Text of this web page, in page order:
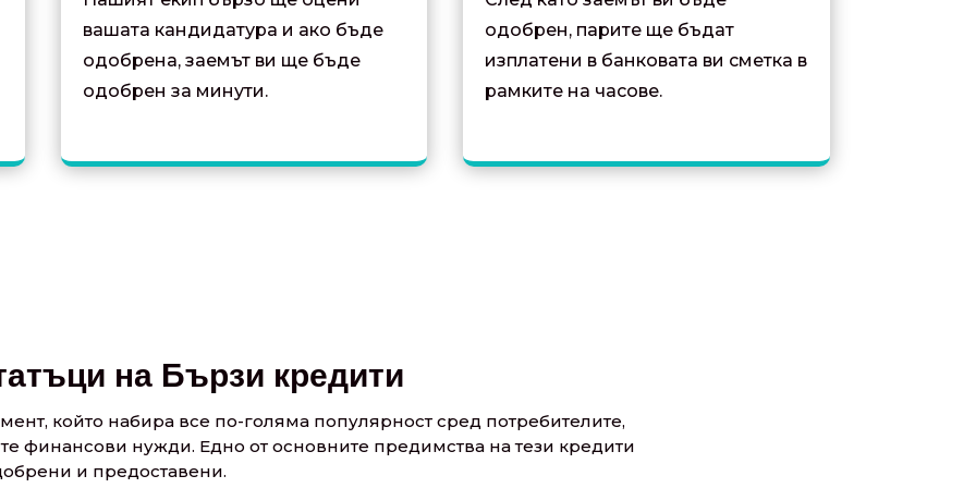
вашата кандидатура и ако бъде
одобрена, заемът ви ще бъде
одобрен за минути.
одобрен, парите ще бъдат
изплатени в банковата ви сметка в
рамките на часове.
на Бързи кредити
който набира все по-голяма популярност сред потребителите,
финансови нужди. Едно от основните предимства на тези кредити
и предоставени.